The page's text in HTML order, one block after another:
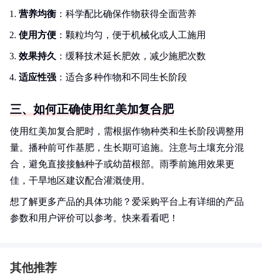
营养均衡 ：科学配比确保作物获得全面营养
使用方便 ：颗粒均匀，便于机械化或人工施用
效果持久 ：缓释技术延长肥效，减少施肥次数
适应性强 ：适合多种作物和不同生长阶段
三、如何正确使用红美加复合肥
使用红美加复合肥时，需根据作物种类和生长阶段调整用
量。播种前可作基肥，生长期可追施。注意与土壤充分混
合，避免直接接触种子或幼苗根部。雨季前施用效果更
佳，干旱地区建议配合灌溉使用。
想了解更多产品的具体功能？爱采购平台上有详细的产品
参数和用户评价可以参考。快来看看吧！
其他推荐